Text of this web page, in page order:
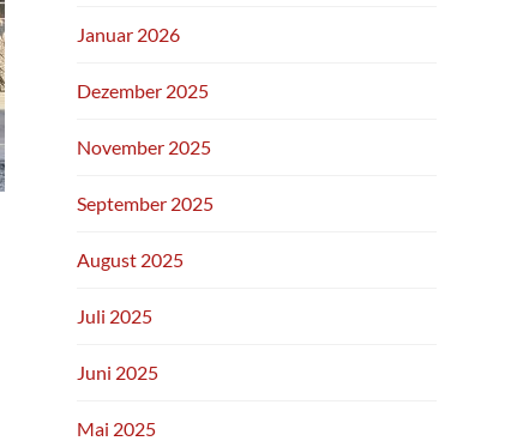
Januar 2026
Dezember 2025
November 2025
September 2025
August 2025
Juli 2025
Juni 2025
Mai 2025